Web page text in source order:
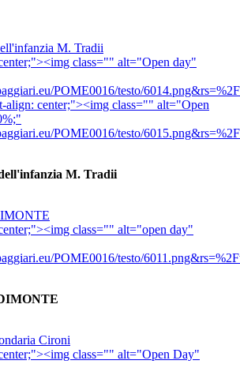
M. Tradii
class="" alt="Open day"
POME0016/testo/
align: center;"><img class="" alt="Open
POME0016/testo/
M. Tradii
class="" alt="open day"
POME0016/testo/
Cironi
class="" alt="Open Day"